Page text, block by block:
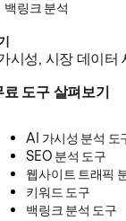
백링크 분석
시성, 시장 데이
료 도구 살펴보기
AI 가시성 분석 도
SEO 분석 도구
웹사이트 트래픽
키워드 도구
백링크 분석 도구